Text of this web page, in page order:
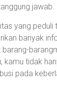
jawab.
yang peduli
banyak
kamu tidak
pada